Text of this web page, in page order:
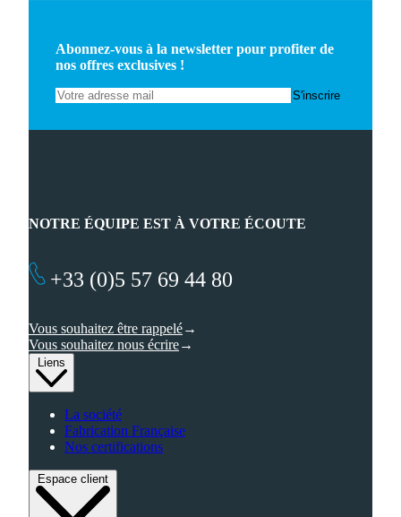
Abonnez-vous à la newsletter pour profiter de
nos offres exclusives !
Liens
La société
Fabrication Française
Nos certifications
Espace client
NOTRE ÉQUIPE EST À VOTRE ÉCOUTE
+33 (0)5 57 69 44 80
Vous souhaitez être rappelé
Vous souhaitez nous écrire